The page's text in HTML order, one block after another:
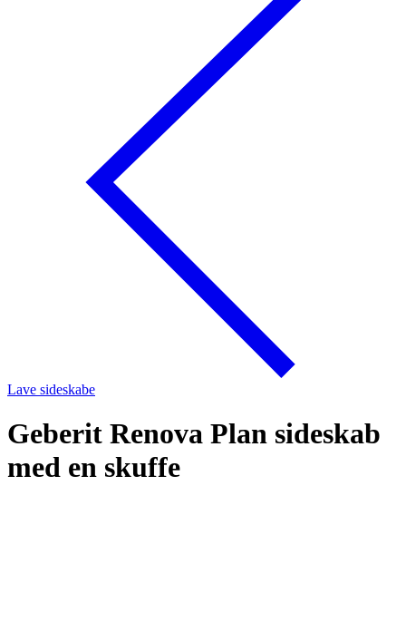
Lave sideskabe
Geberit Renova Plan sideskab
med en skuffe